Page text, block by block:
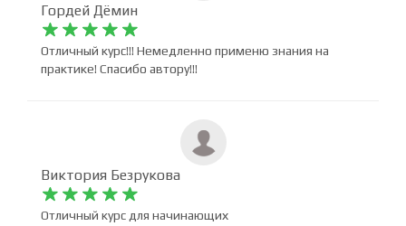
Гордей Дёмин
    
    
Отличный курс!!! Немедленно применю знания на
практике! Спасибо автору!!!
Виктория Безрукова
    
    
Отличный курс для начинающих